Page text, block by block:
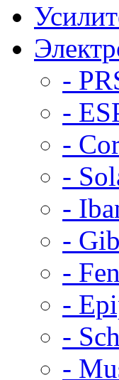
-
-
-
-
-
-
-
-
-
-